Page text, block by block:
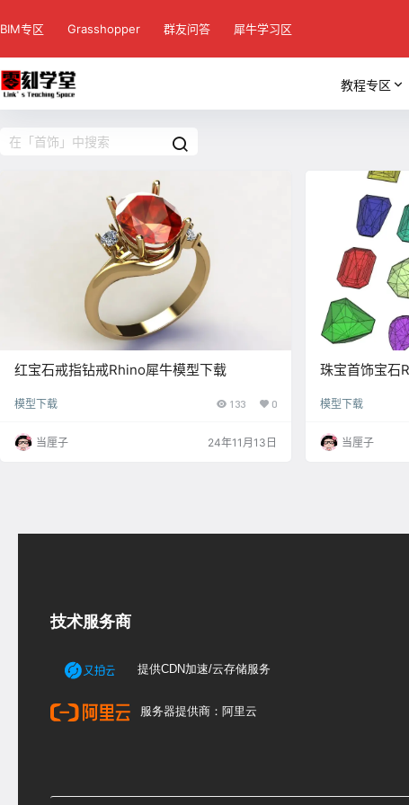
BIM专区 Grasshopper 群友问答 犀牛学习区
教程专区
红宝石戒指钻戒Rhino犀牛模型下载
模型下载 133 0
当厘子 24年11月13日
珠宝首饰宝石
模型下载
当厘子
技术服务商
提供CDN加速/云存储服务
服务器提供商：阿里云